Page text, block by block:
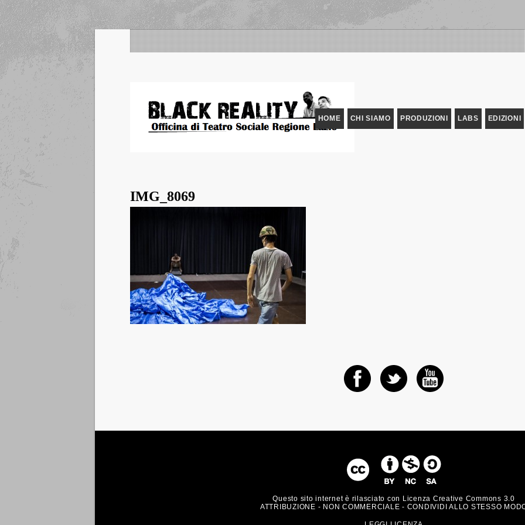
HOME CHI SIAMO PRODUZIONI LABS EDIZIONI
IMG_8069
Questo sito internet è rilasciato con Licenza Creative Commons 3.0
ATTRIBUZIONE - NON COMMERCIALE - CONDIVIDI ALLO STESSO